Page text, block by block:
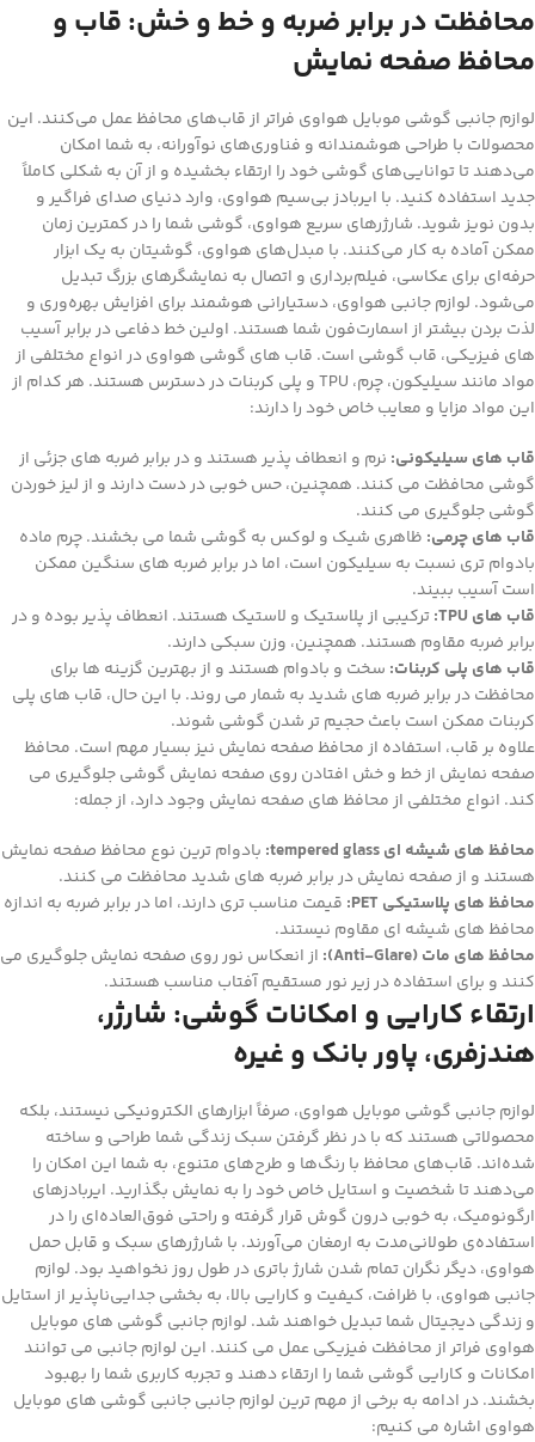
محافظت در برابر ضربه و خط و خش: قاب و
محافظ صفحه نمایش
لوازم جانبی گوشی موبایل هواوی فراتر از قاب‌های محافظ عمل می‌کنند. این
محصولات با طراحی هوشمندانه و فناوری‌های نوآورانه، به شما امکان
می‌دهند تا توانایی‌های گوشی خود را ارتقاء بخشیده و از آن به شکلی کاملاً
جدید استفاده کنید. با ایربادز بی‌سیم هواوی، وارد دنیای صدای فراگیر و
بدون نویز شوید. شارژرهای سریع هواوی، گوشی شما را در کمترین زمان
ممکن آماده به کار می‌کنند. با مبدل‌های هواوی، گوشیتان به یک ابزار
حرفه‌ای برای عکاسی، فیلم‌برداری و اتصال به نمایشگرهای بزرگ تبدیل
می‌شود. لوازم جانبی هواوی، دستیارانی هوشمند برای افزایش بهره‌وری و
لذت بردن بیشتر از اسمارت‌فون شما هستند. اولین خط دفاعی در برابر آسیب
های فیزیکی، قاب گوشی است. قاب های گوشی هواوی در انواع مختلفی از
مواد مانند سیلیکون، چرم، TPU و پلی کربنات در دسترس هستند. هر کدام از
این مواد مزایا و معایب خاص خود را دارند:
قاب های سیلیکونی: نرم و انعطاف پذیر هستند و در برابر ضربه های جزئی از
گوشی محافظت می کنند. همچنین، حس خوبی در دست دارند و از لیز خوردن
گوشی جلوگیری می کنند.
قاب های چرمی: ظاهری شیک و لوکس به گوشی شما می بخشند. چرم ماده
بادوام تری نسبت به سیلیکون است، اما در برابر ضربه های سنگین ممکن
است آسیب ببیند.
قاب های TPU:
ترکیبی از پلاستیک و لاستیک هستند. انعطاف پذیر بوده و در
برابر ضربه مقاوم هستند. همچنین، وزن سبکی دارند.
قاب های پلی کربنات: سخت و بادوام هستند و از بهترین گزینه ها برای
محافظت در برابر ضربه های شدید به شمار می روند. با این حال، قاب های پلی
کربنات ممکن است باعث حجیم تر شدن گوشی شوند.
علاوه بر قاب، استفاده از محافظ صفحه نمایش نیز بسیار مهم است. محافظ
صفحه نمایش از خط و خش افتادن روی صفحه نمایش گوشی جلوگیری می
کند. انواع مختلفی از محافظ های صفحه نمایش وجود دارد، از جمله:
محافظ های شیشه ای tempered glass:
بادوام ترین نوع محافظ صفحه نمایش
هستند و از صفحه نمایش در برابر ضربه های شدید محافظت می کنند.
محافظ های پلاستیکی PET:
قیمت مناسب تری دارند، اما در برابر ضربه به اندازه
محافظ های شیشه ای مقاوم نیستند.
محافظ های مات (Anti-Glare):
از انعکاس نور روی صفحه نمایش جلوگیری می
کنند و برای استفاده در زیر نور مستقیم آفتاب مناسب هستند.
ارتقاء کارایی و امکانات گوشی: شارژر،
هندزفری، پاور بانک و غیره
لوازم جانبی گوشی موبایل هواوی، صرفاً ابزارهای الکترونیکی نیستند، بلکه
محصولاتی هستند که با در نظر گرفتن سبک زندگی شما طراحی و ساخته
شده‌اند. قاب‌های محافظ با رنگ‌ها و طرح‌های متنوع، به شما این امکان را
می‌دهند تا شخصیت و استایل خاص خود را به نمایش بگذارید. ایربادزهای
ارگونومیک، به خوبی درون گوش قرار گرفته و راحتی فوق‌العاده‌ای را در
استفاده‌ی طولانی‌مدت به ارمغان می‌آورند. با شارژرهای سبک و قابل حمل
هواوی، دیگر نگران تمام شدن شارژ باتری در طول روز نخواهید بود. لوازم
جانبی هواوی، با ظرافت، کیفیت و کارایی بالا، به بخشی جدایی‌ناپذیر از استایل
و زندگی دیجیتال شما تبدیل خواهند شد. لوازم جانبی گوشی های موبایل
هواوی فراتر از محافظت فیزیکی عمل می کنند. این لوازم جانبی می توانند
امکانات و کارایی گوشی شما را ارتقاء دهند و تجربه کاربری شما را بهبود
بخشند. در ادامه به برخی از مهم ترین لوازم جانبی جانبی گوشی های موبایل
هواوی اشاره می کنیم: